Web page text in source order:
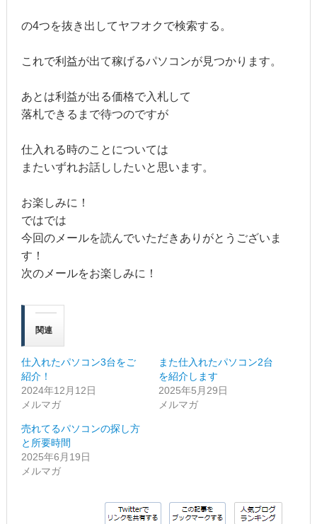
の4つを抜き出してヤフオクで検索する。
これで利益が出て稼げるパソコンが見つかります。
あとは利益が出る価格で入札して
落札できるまで待つのですが
仕入れる時のことについては
またいずれお話ししたいと思います。
お楽しみに！
ではでは
今回のメールを読んでいただきありがとうございま
す！
次のメールをお楽しみに！
関連
仕入れたパソコン3台をご
紹介！
2024年12月12日
メルマガ
また仕入れたパソコン2台
を紹介します
2025年5月29日
メルマガ
売れてるパソコンの探し方
と所要時間
2025年6月19日
メルマガ